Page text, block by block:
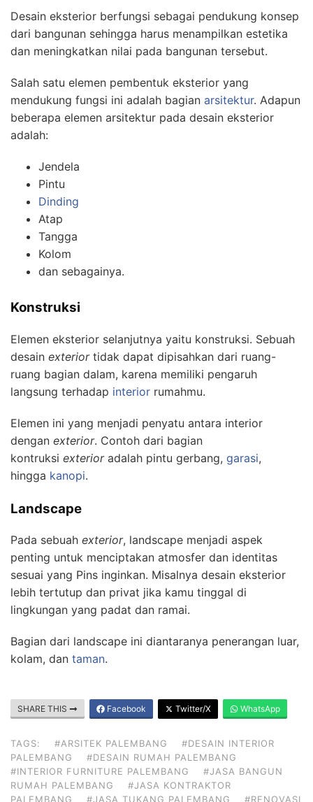
Desain eksterior berfungsi sebagai pendukung konsep
dari bangunan sehingga harus menampilkan estetika
dan meningkatkan nilai pada bangunan tersebut.
Salah satu elemen pembentuk eksterior yang
mendukung fungsi ini adalah bagian arsitektur. Adapun
beberapa elemen arsitektur pada desain eksterior
adalah:
Jendela
Pintu
Dinding
Atap
Tangga
Kolom
dan sebagainya.
Konstruksi
Elemen eksterior selanjutnya yaitu konstruksi. Sebuah
desain exteriortidak dapat dipisahkan dari ruang-
ruang bagian dalam, karena memiliki pengaruh
langsung terhadap interior rumahmu.
Elemen ini yang menjadi penyatu antara interior
dengan exterior. Contoh dari bagian
kontruksi exterioradalah pintu gerbang, garasi,
hingga kanopi.
Landscape
Pada sebuah exterior, landscape menjadi aspek
penting untuk menciptakan atmosfer dan identitas
sesuai yang Pins inginkan. Misalnya desain eksterior
lebih tertutup dan privat jika kamu tinggal di
lingkungan yang padat dan ramai.
Bagian dari landscape ini diantaranya penerangan luar,
kolam, dan taman.
SHARE THIS Facebook Twitter/X WhatsApp
TAGS: #ARSITEK PALEMBANG
#DESAIN INTERIOR
PALEMBANG
#DESAIN RUMAH PALEMBANG
#INTERIOR FURNITURE PALEMBANG
#JASA BANGUN
RUMAH PALEMBANG
#JASA KONTRAKTOR
PALEMBANG
#JASA TUKANG PALEMBANG #RENOVASI